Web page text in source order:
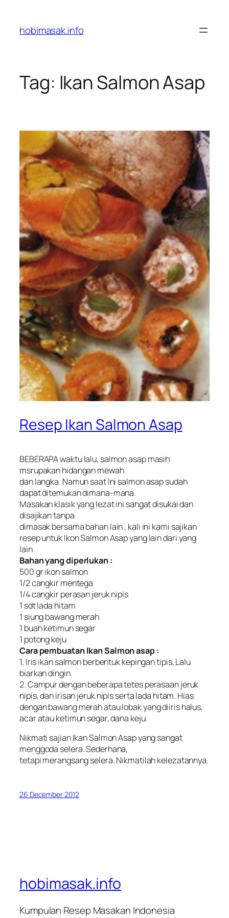
content
hobimasak.info
Tag: Ikan Salmon Asap
Resep Ikan Salmon Asap
BEBERAPA waktu lalu, salmon asap masih
msrupakan hidangan mewah
dan langka. Namun saat Ini salmon asap sudah
dapat ditemukan dimana-mana.
Masakan klasik yang lezat ini sangat disukai dan
disajikan tanpa
dimasak bersama bahan lain , kali ini kami sajikan
resep untuk Ikon Salmon Asap yang lain dari yang
lain
Bahan yang diperlukan :
500 gr ikon salmon
1/2 cangkir mentega
1/4 cangkir perasan jeruk nipis
1 sdt lada hitam
1 siung bawang merah
1 buah ketimun segar
1 potong keju
Cara pembuatan Ikan Salmon asap :
1. Iris ikan salmon berbentuk kepingan tipis, Lalu
biarkan dingin.
2. Campur dengan beberapa tetes perasaan jeruk
nipis, dan irisan jeruk nipis serta lada hitam. Hias
dengan bawang merah atau lobak yang diiris halus,
acar atau ketimun segar, dana keju.
Nikmati sajian Ikan Salmon Asap yang sangat
menggoda selera. Sederhana,
tetapi merangsang selera. Nikmatilah kelezatannya.
26 December 2012
hobimasak.info
Kumpulan Resep Masakan Indonesia